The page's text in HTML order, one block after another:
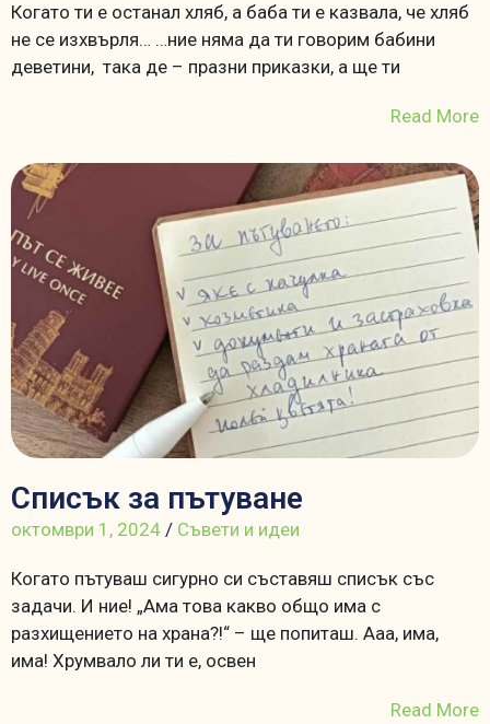
Когато ти е останал хляб, а баба ти е казвала, че хляб
не се изхвърля… …ние няма да ти говорим бабини
деветини, така де – празни приказки, а ще ти
Read More
Списък за пътуване
октомври 1, 2024 / Съвети и идеи
Когато пътуваш сигурно си съставяш списък със
задачи. И ние! „Ама това какво общо има с
разхищението на храна?!“ – ще попиташ. Ааа, има,
има! Хрумвало ли ти е, освен
Read More